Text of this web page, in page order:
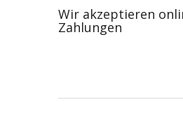
Wir akzeptieren
Zahlungen